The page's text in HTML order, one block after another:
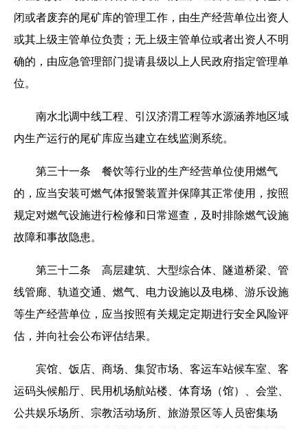
闭或者废弃的尾矿库的管理工作，由生产经营单位出资人
或其上级主管单位负责；无上级主管单位或者出资人不明
确的，由应急管理部门提请县级以上人民政府指定管理单
位。
南水北调中线工程、引汉济渭工程等水源涵养地区域
内生产运行的尾矿库应当建立在线监测系统。
第三十一条 餐饮等行业的生产经营单位使用燃气
的，应当安装可燃气体报警装置并保障其正常使用，按照
规定对燃气设施进行检修和日常巡查，及时排除燃气设施
故障和事故隐患。
第三十二条 高层建筑、大型综合体、隧道桥梁、管
线管廊、轨道交通、燃气、电力设施以及电梯、游乐设施
等生产经营单位，应当按照有关规定定期进行安全风险评
估，并向社会公布评估结果。
宾馆、饭店、商场、集贸市场、客运车站候车室、客
运码头候船厅、民用机场航站楼、体育场（馆）、会堂、
公共娱乐场所、宗教活动场所、旅游景区等人员密集场